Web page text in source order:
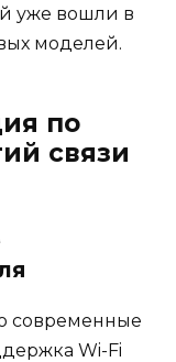
уже вошли в
моделей.
по
связи
современные
Wi-Fi